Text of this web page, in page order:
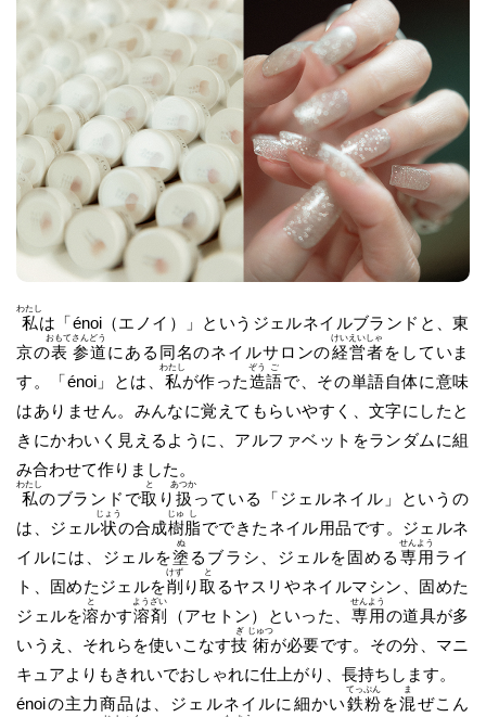
私
わたし
は「énoi（エノイ）」というジェルネイルブランドと、東
京の表
おもて
参
さん
道
どう
にある同名のネイルサロンの経
けい
営
えい
者
しゃ
をしていま
す。「énoi」とは、 私
わたし
が作った造
ぞう
語
ご
で、その単語自体に意味
はありません。みんなに覚えてもらいやすく、文字にしたと
きにかわいく見えるように、アルファベットをランダムに組
み合わせて作りました。
私
わたし
のブランドで取
と
り 扱
あつか
っている「ジェルネイル」というの
は、ジェル状
じょう
の合成樹
じゅ
脂
し
でできたネイル用品です。ジェルネ
イルには、ジェルを塗
ぬ
るブラシ、ジェルを固める 専
せん
用
よう
ライ
ト、固めたジェルを削
けず
り取
と
るヤスリやネイルマシン、固めた
ジェルを溶
と
かす溶
よう
剤
ざい
（アセトン）といった、 専
せん
用
よう
の道具が多
いうえ、それらを使いこなす技
ぎ
術
じゅつ
が必要です。その分、マニ
キュアよりもきれいでおしゃれに仕上がり、長持ちします。
énoiの主力商品は、ジェルネイルに細かい鉄
てっ
粉
ぷん
を混
ま
ぜこん